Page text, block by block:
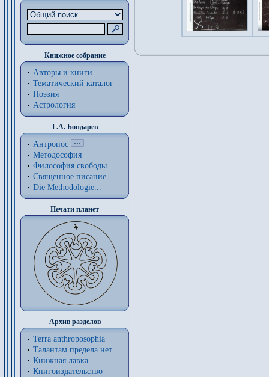
Книжное собрание
Авторы и книги
Тематический каталог
Поэзия
Астрология
Г.А. Бондарев
Антропос
Методософия
Философия cвободы
Священное писание
Die Methodologie...
Печати планет
Архив разделов
Terra anthroposophia
Талантам предела нет
Книжная лавка
Книгоиздательство